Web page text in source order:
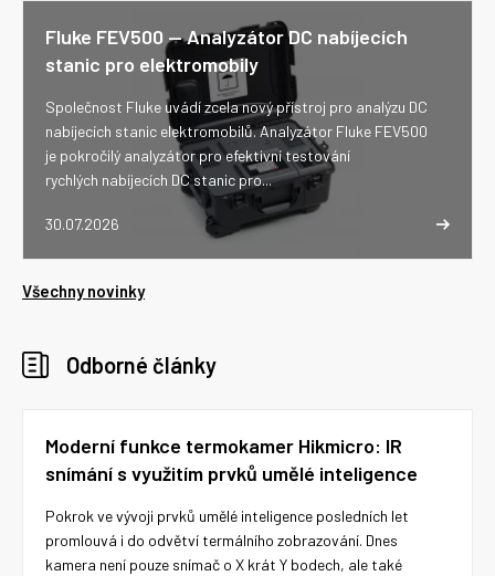
Fluke FEV500 -- Analyzátor DC nabíjecích
stanic pro elektromobily
30.07.2026
Společnost Fluke uvádí zcela nový přístroj pro analýzu DC
nabíjecích stanic elektromobilů. Analyzátor Fluke FEV500
je pokročilý analyzátor pro efektivní testování
rychlých nabíjecích DC stanic pro...
Všechny novinky
Odborné články
Moderní funkce termokamer Hikmicro: IR
snímání s využitím prvků umělé inteligence
Pokrok ve vývoji prvků umělé inteligence posledních let
promlouvá i do odvětví termálního zobrazování. Dnes
kamera není pouze snímač o X krát Y bodech, ale také